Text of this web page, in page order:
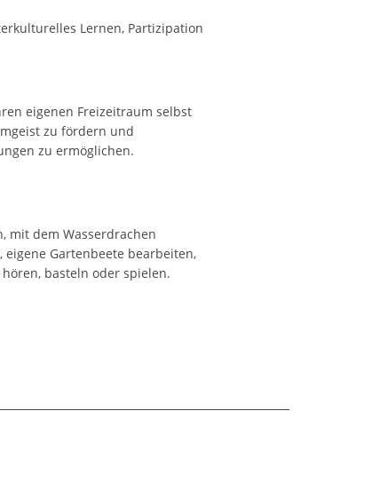
Lernen, Partizipation
eigenen Freizeitraum selbst
zu fördern und
zu ermöglichen.
mit dem Wasserdrachen
Gartenbeete bearbeiten,
basteln oder spielen.